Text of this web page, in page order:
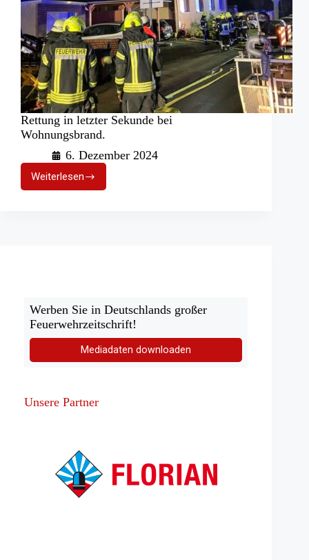
Rettung in letzter Sekunde bei
Wohnungsbrand.
6. Dezember 2024
Weiterlesen
Rettung
in
Werben Sie in Deutschlands großer
Feuerwehrzeitschrift!
Mediadaten downloaden
Unsere Partner